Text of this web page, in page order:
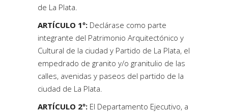
de La Plata.
ARTÍCULO 1º: Declárase como parte
integrante del Patrimonio Arquitectónico y
Cultural de la ciudad y Partido de La Plata, el
empedrado de granito y/o granitulio de las
calles, avenidas y paseos del partido de la
ciudad de La Plata.
ARTÍCULO 2º: El Departamento Ejecutivo, a